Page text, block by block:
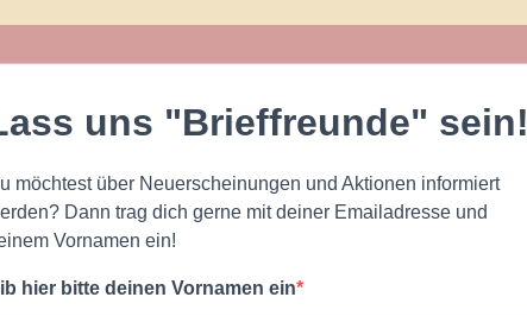
uns "Brieffreunde" sein!
möchtest über Neuerscheinungen und Aktionen informiert
Dann trag dich gerne mit deiner Emailadresse und
Vornamen ein!
hier bitte deinen Vornamen ein